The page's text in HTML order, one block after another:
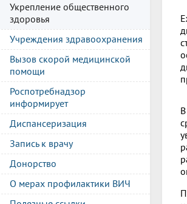
Укрепление общественного
здоровья
Учреждения здравоохранения
Вызов скорой медицинской
помощи
Роспотребнадзор
информирует
Диспансеризация
Запись к врачу
Донорство
О мерах профилактики ВИЧ